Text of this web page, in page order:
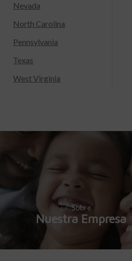
Nevada
North Carolina
Pennsylvania
Texas
West Virginia
Sobre
Nuestra Empresa